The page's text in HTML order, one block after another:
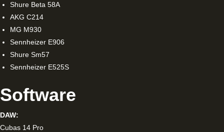
Shure Beta 58A
AKG C214
MG M930
Sennheizer E906
Shure Sm57
Sennheizer E525S
Software
DAW:
Cubas 14 Pro